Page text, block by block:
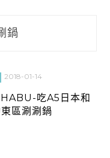
鍋
2018-01-14
吃A5日本和
區涮涮鍋